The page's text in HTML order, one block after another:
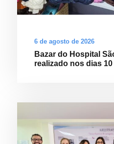
6 de agosto de 2026
Bazar do Hospital
realizado nos dias